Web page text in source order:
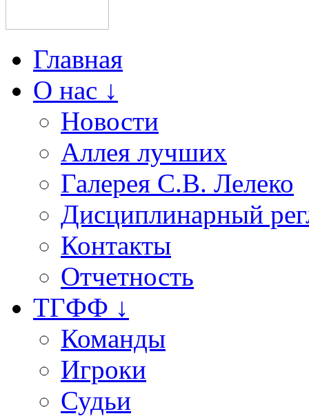
Главная
О нас ↓
Новости
Аллея лучших
Галерея С.В. Лелеко
Дисциплинарный
Контакты
Отчетность
ТГФФ ↓
Команды
Игроки
Судьи